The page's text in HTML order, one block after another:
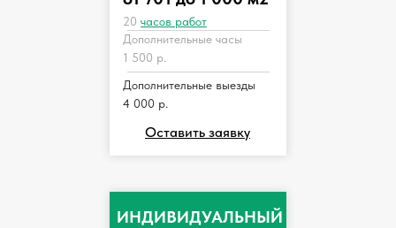
ИНДИВИДУАЛЬНЫЙ
20 часов работ
Дополнительные часы
1 500 р.
Дополнительные выезды
4 000 р.
Оставить заявку